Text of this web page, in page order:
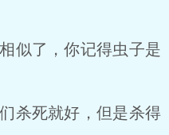
了，你记得虫子是
死就好，但是杀得